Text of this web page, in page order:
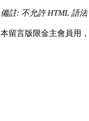
備註: 不允許 HTML 語法
本留言版限金主會員用，